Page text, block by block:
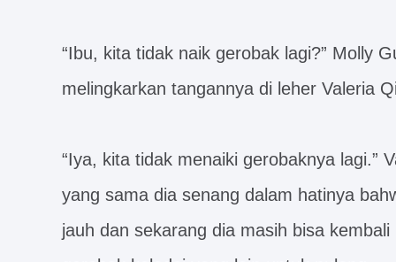
“Ibu, kita tidak naik gerobak lagi?” Molly
melingkarkan tangannya di leher Valeria
“Iya, kita tidak menaiki gerobaknya lagi.”
yang sama dia senang dalam hatinya
jauh dan sekarang dia masih bisa